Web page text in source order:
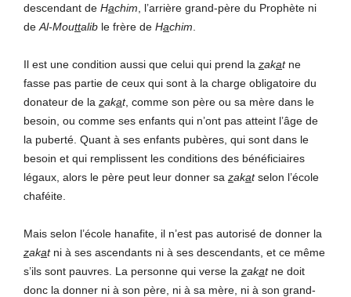
descendant de Hachim , l’arrière grand-père du Prophète ni
de Al-Mouttalib le frère de Hachim
Il est une condition aussi que celui qui prend la zakatne
fasse pas partie de ceux qui sont à la charge obligatoire du
donateur de la zakat, comme son père ou sa mère dans le
besoin, ou comme ses enfants qui n’ont pas atteint l’âge de
la puberté. Quant à ses enfants pubères, qui sont dans le
besoin et qui remplissent les conditions des bénéficiaires
légaux, alors le père peut leur donner sa zakatselon l’école
chaféite.
Mais selon l’école hanafite, il n’est pas autorisé de donner la
zakatni à ses ascendants ni à ses descendants, et ce même
s’ils sont pauvres. La personne qui verse la zakatne doit
donc la donner ni à son père, ni à sa mère, ni à son grand-